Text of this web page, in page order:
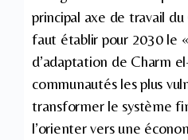
principal axe de travail
faut établir pour 2030 le
d’adaptation de Charm
communautés les plus
transformer le système
l’orienter vers une